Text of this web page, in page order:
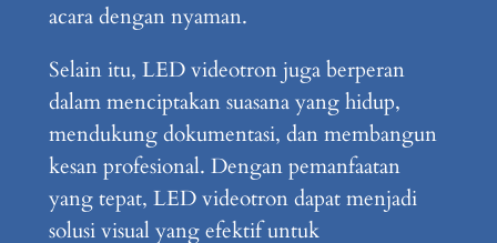
acara dengan nyaman.
Selain itu, LED videotron juga berperan
dalam menciptakan suasana yang hidup,
mendukung dokumentasi, dan membangun
kesan profesional. Dengan pemanfaatan
yang tepat, LED videotron dapat menjadi
solusi visual yang efektif untuk